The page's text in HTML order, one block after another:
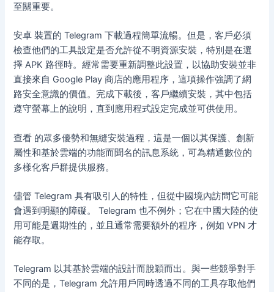
至關重要。
安卓 裝置的 Telegram 下載過程簡單流暢。但是，客戶必須
檢查他們的工具設定是否允許從不明資源安裝，特別是在選
擇 APK 路徑時。經常需要重新調整此設置，以協助安裝並非
直接來自 Google Play 商店的應用程序，這項操作強調了網
路安全意識的價值。完成下載後，客戶繼續安裝，其中包括
遵守螢幕上的說明，直到應用程式設定完成並可供使用。
查看 的眾多優勢和無縫安裝過程，這是一個以其保護、創新
屬性和基於雲端的功能而聞名的訊息系統，可為精通數位的
多樣化客戶群提供服務。
儘管 Telegram 具有吸引人的特性，但從中國境內訪問它可能
會遇到明顯的障礙。 Telegram 也不例外；它在中國大陸的使
用可能是週期性的，並且通常需要額外的程序，例如 VPN 才
能存取。
Telegram 以其基於雲端的設計而脫穎而出。與一些競爭對手
不同的是，Telegram 允許用戶同時透過不同的工具存取他們